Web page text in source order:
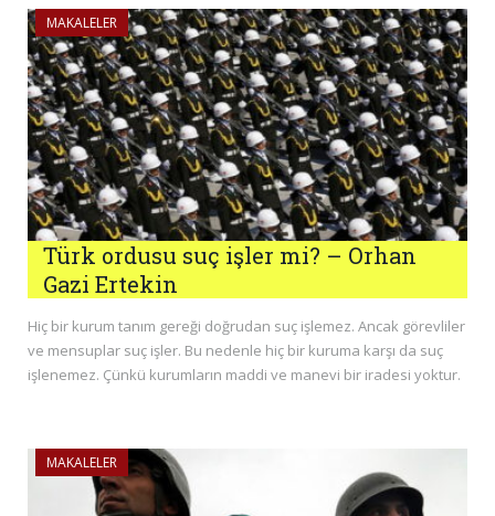
MAKALELER
Türk ordusu suç işler mi? – Orhan
Gazi Ertekin
Hiç bir kurum tanım gereği doğrudan suç işlemez. Ancak görevliler
ve mensuplar suç işler. Bu nedenle hiç bir kuruma karşı da suç
işlenemez. Çünkü kurumların maddi ve manevi bir iradesi yoktur.
MAKALELER